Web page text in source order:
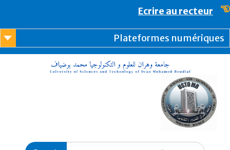
content
Ecrire au recteur
Plateformes